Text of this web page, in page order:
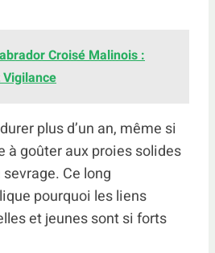
Croisé Malinois :
plus d’un an, même si
à goûter aux proies solides
Ce long
pourquoi les liens
et jeunes sont si forts